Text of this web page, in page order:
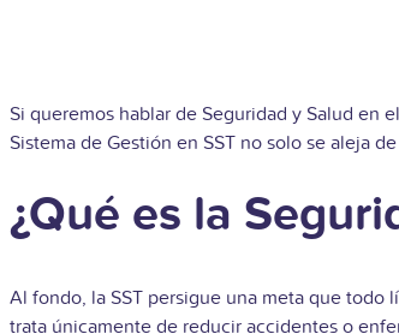
Si queremos hablar de Seguridad y Salud en
Sistema de Gestión en SST no solo se aleja
¿Qué es la
Al fondo, la SST persigue una meta que todo
trata únicamente de reducir accidentes o